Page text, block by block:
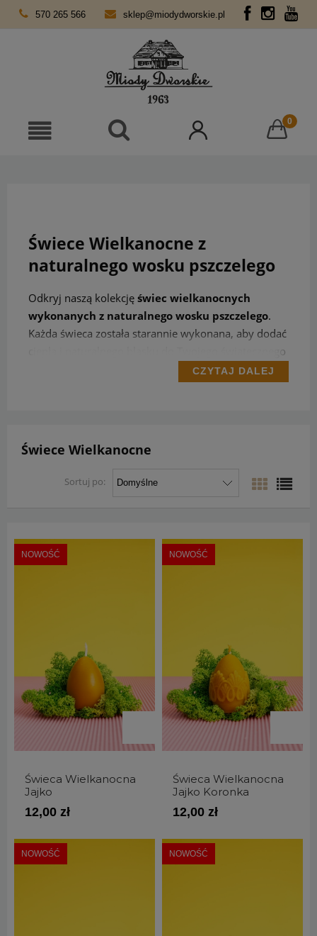
570 265 566 sklep@miodydworskie.pl
Świece Wielkanocne z
naturalnego wosku pszczelego
Odkryj naszą kolekcję świec wielkanocnych
wykonanych z naturalnego wosku pszczelego.
Każda świeca została starannie wykonana, aby dodać
ciepła i naturalnego blasku do Twojego świątecznego
stołu. Wybierz spośród różnych rozmiarów i
kształtów, aby uczcić Wielkanoc w tradycyjnym stylu.
CZYTAJ DALEJ
Świece Wielkanocne
Sortuj po:
Świeca Wielkanocna
Jajko
12,00 zł
NOWOŚĆ
Świeca Wielkanocna
Jajko Koronka
12,00 zł
NOWOŚĆ
NOWOŚĆ NOWOŚĆ